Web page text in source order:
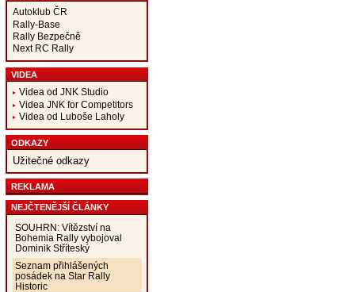
Autoklub ČR
Rally-Base
Rally Bezpečně
Next RC Rally
VIDEA
Videa od JNK Studio
Videa JNK for Competitors
Videa od Luboše Laholy
ODKAZY
Užitečné odkazy
REKLAMA
NEJČTENĚJŠÍ ČLÁNKY
SOUHRN: Vítězství na
Bohemia Rally vybojoval
Dominik Stříteský
Seznam přihlášených
posádek na Star Rally
Historic